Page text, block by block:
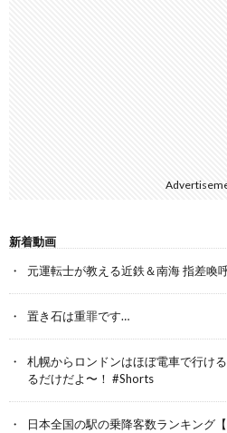
新着動画
元運転士が教える近鉄＆南海 指差喚
置き石は重罪です…
札幌からロンドンはほぼ電車で行け
るだけだよ〜！ #Shorts
日本全国の駅の乗降客数ランキング